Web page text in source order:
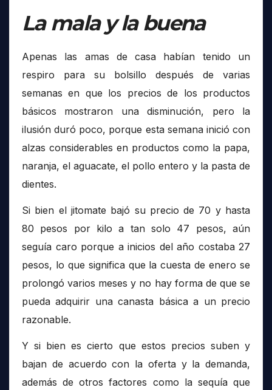
La mala y la buena
Apenas las amas de casa habían tenido un
respiro para su bolsillo después de varias
semanas en que los precios de los productos
básicos mostraron una disminución, pero la
ilusión duró poco, porque esta semana inició con
alzas considerables en productos como la papa,
naranja, el aguacate, el pollo entero y la pasta de
dientes.
Si bien el jitomate bajó su precio de 70 y hasta
80 pesos por kilo a tan solo 47 pesos, aún
seguía caro porque a inicios del año costaba 27
pesos, lo que significa que la cuesta de enero se
prolongó varios meses y no hay forma de que se
pueda adquirir una canasta básica a un precio
razonable.
Y si bien es cierto que estos precios suben y
bajan de acuerdo con la oferta y la demanda,
además de otros factores como la sequía que